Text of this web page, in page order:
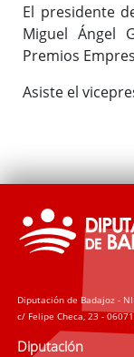
El presidente
Miguel Ángel
Premios
Asiste el
Diputación de Badajoz -
c/ Felipe Checa, 23 -
Diputación